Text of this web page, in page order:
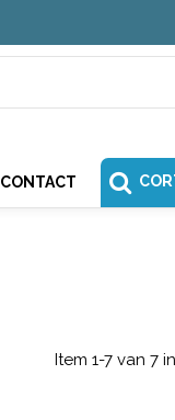
CONTACT
Item 1-7 van 7